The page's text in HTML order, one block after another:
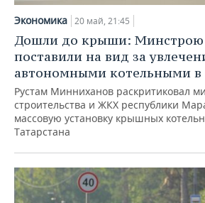
Экономика 20 май, 21:45
Дошли до крыши: Минстрою
поставили на вид за
автономными котельными в
Рустам Минниханов раскритиковал
строительства и ЖКХ республики
массовую установку крышных
Татарстана